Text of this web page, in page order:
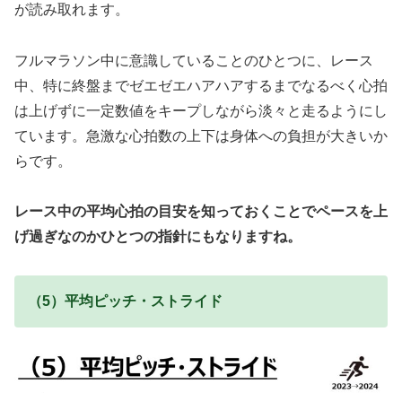
が読み取れます。
フルマラソン中に意識していることのひとつに、レース
中、特に終盤までゼエゼエハアハアするまでなるべく心拍
は上げずに一定数値をキープしながら淡々と走るようにし
ています。急激な心拍数の上下は身体への負担が大きいか
らです。
レース中の平均心拍の目安を知っておくことでペースを上
げ過ぎなのかひとつの指針にもなりますね。
（5）平均ピッチ・ストライド